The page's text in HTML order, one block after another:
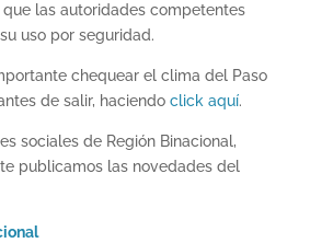
que las autoridades competentes
uso por seguridad.
chequear el clima del Paso
de salir, haciendo click aquí.
sociales de Región Binacional,
publicamos las novedades del